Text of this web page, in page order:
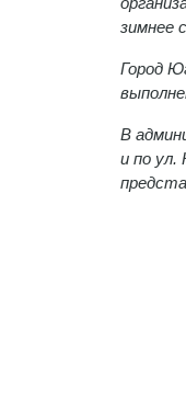
зимнее
Город
В
и по ул.